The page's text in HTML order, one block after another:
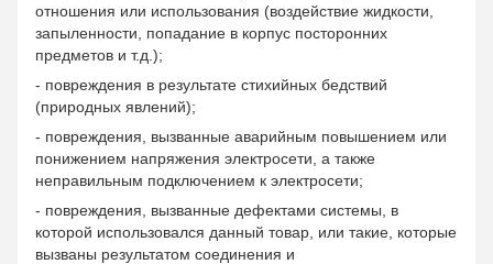
отношения или использования (воздействие жидкости,
запыленности, попадание в корпус посторонних
предметов и т.д.);
- повреждения в результате стихийных бедствий
(природных явлений);
- повреждения, вызванные аварийным повышением или
понижением напряжения электросети, а также
неправильным подключением к электросети;
- повреждения, вызванные дефектами системы, в
которой использовался данный товар, или такие, которые
вызваны результатом соединения и